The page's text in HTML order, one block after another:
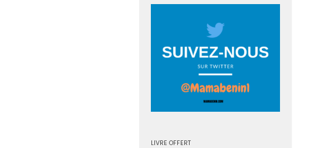
LIVRE OFFERT